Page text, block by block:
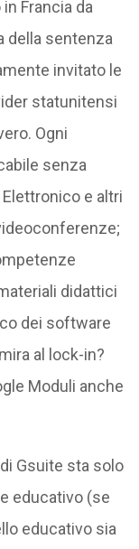
Francia da
della sentenza
invitato le
statunitensi
Ogni
senza
e altri
didattici
dei software
al lock-in?
Moduli anche
Gsuite sta solo
educativo (se
educativo sia